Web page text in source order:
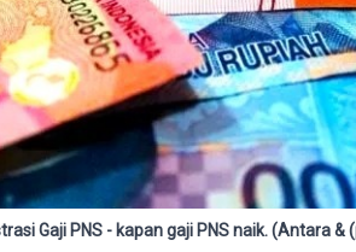
Gaji PNS - kapan gaji PNS naik. (Antara